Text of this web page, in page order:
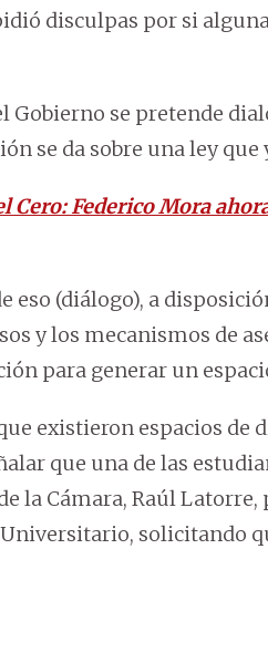
disculpas por si alguna
Gobierno se pretende
se da sobre una ley que
Cero: Federico Mora
eso (diálogo), a
y los mecanismos de
para generar un
existieron espacios
que una de las
la Cámara, Raúl
solicitando